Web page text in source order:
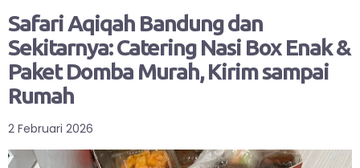
Safari Aqiqah Bandung dan
Sekitarnya: Catering Nasi Box Enak &
Paket Domba Murah, Kirim sampai
Rumah
2 Februari 2026